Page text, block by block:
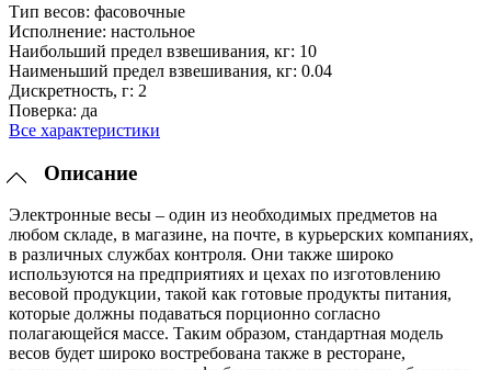
Тип весов: фасовочные
Исполнение: настольное
Наибольший предел взвешивания, кг: 10
Наименьший предел взвешивания, кг: 0.04
Дискретность, г: 2
Поверка: да
Все характеристики
Описание
Электронные весы – один из необходимых предметов на
любом складе, в магазине, на почте, в курьерских компаниях,
в различных службах контроля. Они также широко
используются на предприятиях и цехах по изготовлению
весовой продукции, такой как готовые продукты питания,
которые должны подаваться порционно согласно
полагающейся массе. Таким образом, стандартная модель
весов будет широко востребована также в ресторане,